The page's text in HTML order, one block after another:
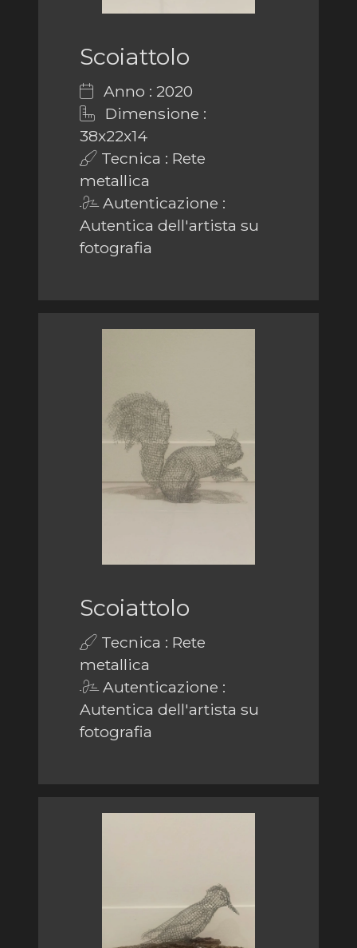
Scoiattolo
Anno : 2020
Dimensione :
38x22x14
Tecnica : Rete
metallica
Autenticazione :
Autentica dell'artista su
fotografia
Scoiattolo
Tecnica : Rete
metallica
Autenticazione :
Autentica dell'artista su
fotografia